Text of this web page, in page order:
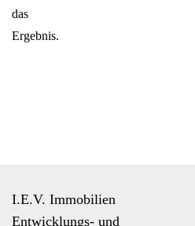
das
Ergebnis.
I.E.V. Immobilien
Entwicklungs- und